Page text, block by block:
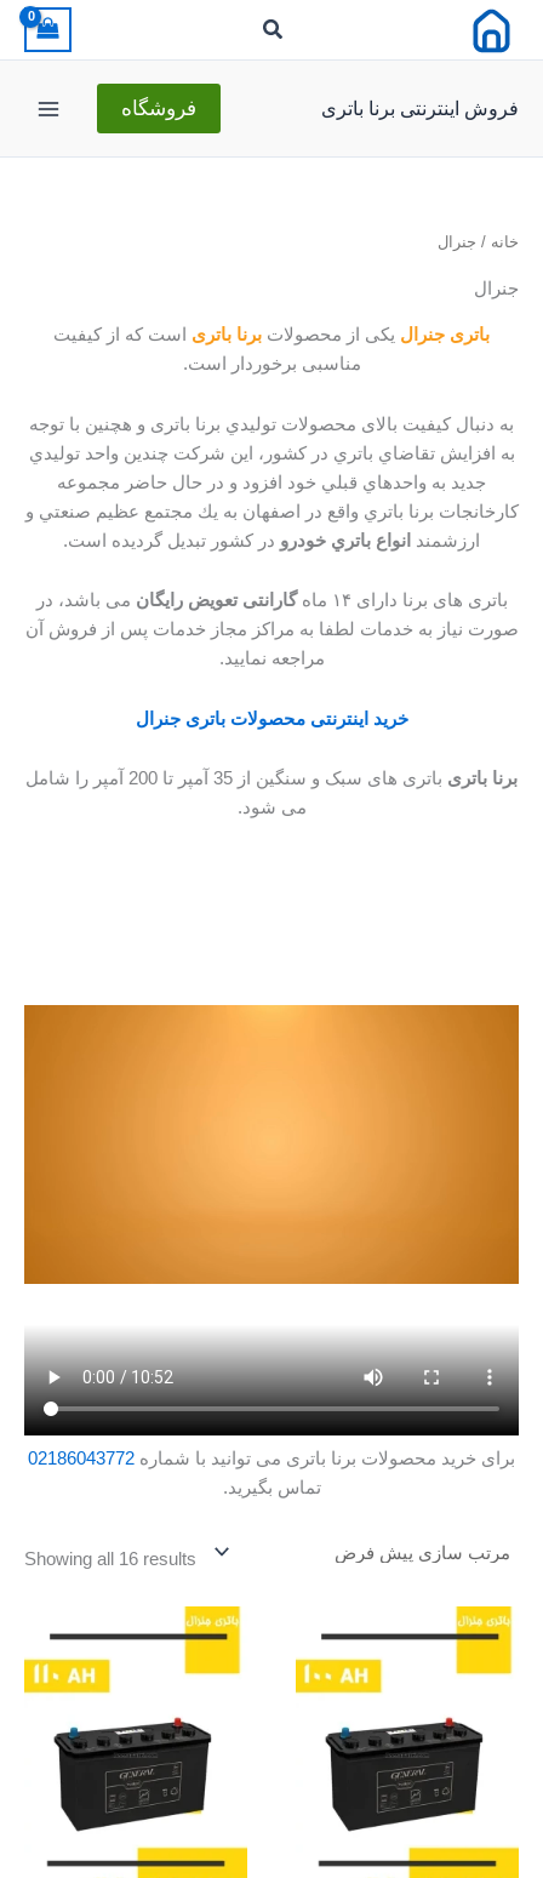
فروش اینترنتی برنا باتری فروشگاه
خانه / جنرال
جنرال
باتری جنرال یکی از محصولات برنا باتری است که از کیفیت
مناسبی برخوردار است.
به دنبال کیفیت بالای محصولات توليدي برنا باتری و هچنین با توجه
به افزايش تقاضاي باتري در كشور، اين شرکت چندين واحد توليدي
جديد به واحدهاي قبلي خود افزود و در حال حاضر مجموعه
كارخانجات برنا باتري واقع در اصفهان به يك مجتمع عظيم صنعتي و
ارزشمند
انواع باتري خودرو در کشور تبديل گرديده است.
باتری های برنا دارای ۱۴ ماه گارانتی تعویض رایگان می باشد، در
صورت نیاز به خدمات لطفا به مراكز مجاز خدمات پس از فروش آن
مراجعه نمایید.
خرید اینترنتی محصولات باتری جنرال
برنا باتری
باتری های سبک و سنگین از 35 آمپر تا 200 آمپر را شامل
می شود.
برای خرید محصولات برنا باتری می توانید با شماره 02186043772
تماس بگیرید.
Showing all 16 results